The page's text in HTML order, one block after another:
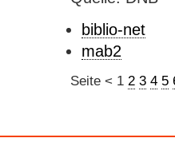
biblio-net
mab2
Seite < 1 2 3 4 5